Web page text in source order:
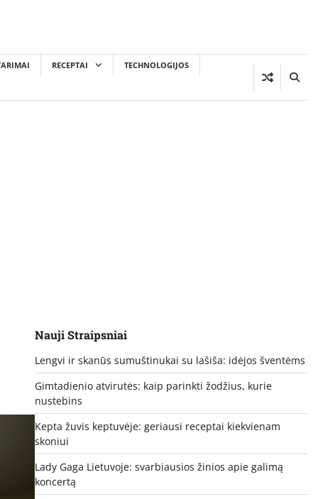
RECEPTAI TECHNOLOGIJOS
Nauji Straipsniai
Lengvi ir skanūs sumuštinukai su lašiša: idėjos šventėms
Gimtadienio atvirutės: kaip parinkti žodžius, kurie
nustebins
Kepta žuvis keptuvėje: geriausi receptai kiekvienam
skoniui
Lady Gaga Lietuvoje: svarbiausios žinios apie galimą
koncertą